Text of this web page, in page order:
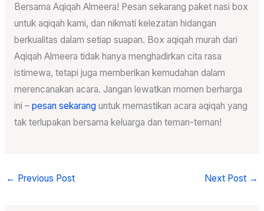
Bersama Aqiqah Almeera! Pesan sekarang paket nasi box
untuk aqiqah kami, dan nikmati kelezatan hidangan
berkualitas dalam setiap suapan. Box aqiqah murah dari
Aqiqah Almeera tidak hanya menghadirkan cita rasa
istimewa, tetapi juga memberikan kemudahan dalam
merencanakan acara. Jangan lewatkan momen berharga
ini – pesan sekaranguntuk memastikan acara aqiqah yang
tak terlupakan bersama keluarga dan teman-teman!
← Previous Post Next Post →